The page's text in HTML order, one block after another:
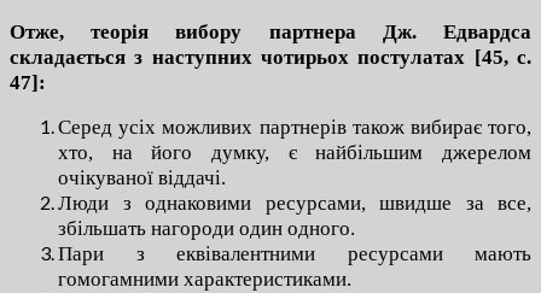
Отже, теорія вибору партнера Дж. Едвардса
складається з наступних чотирьох постулатах [45, с.
47]:
Серед усіх можливих партнерів також вибирає того,
хто, на його думку, є найбільшим джерелом
очікуваної віддачі.
Люди з однаковими ресурсами, швидше за все,
збільшать нагороди один одного.
Пари з еквівалентними ресурсами мають
гомогамними характеристиками.